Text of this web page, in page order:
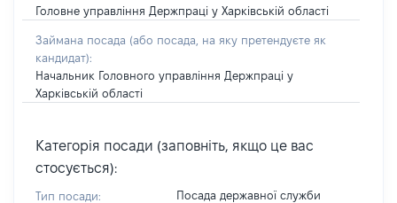
Головне управління Держпраці у Харківській області
Займана посада (або посада, на яку претендуєте як
кандидат):
Начальник Головного управління Держпраці у
Харківській області
Категорія посади (заповніть, якщо це вас
стосується):
Тип посади: Посада державної служби